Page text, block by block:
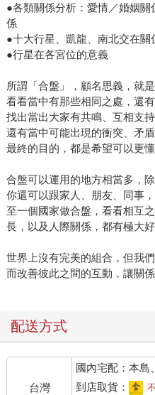
●各類關係分析：愛情／婚姻
係
●十大行星、凱龍、南北交在關
●行星在各宮位的意義
所謂「合盤」，顧名思義，就
看看當中有那些相同之處，還有
找出當出大家有共鳴、互相支
還有當中可能出現的衝突、矛
最終的目的，都是希望可以更
合盤可以運用的地方相當多，
你還可以跟家人、朋友、同事
至一個國家做合盤，看看相互
長，以及人際關係，都有極大好
世界上沒有完美的組合，但我
而改善彼此之間的互動，讓關係
配送方式
台灣
國內宅配：本島
到店取貨：